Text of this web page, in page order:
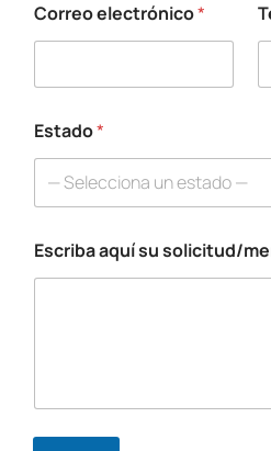
Correo electrónico*
Estado*
— Selecciona un estado —
E
s
s
Escriba aquí su solicitud/